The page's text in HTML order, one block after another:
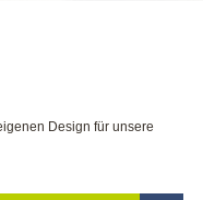
„Bei Hochzeit, Taufe und Co